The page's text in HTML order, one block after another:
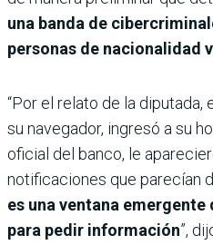
una banda de
personas de nacionalidad
“Por el relato de la diputada,
su navegador, ingresó a su
oficial del banco, le
notificaciones que parecían
es una ventana
para pedir información”,